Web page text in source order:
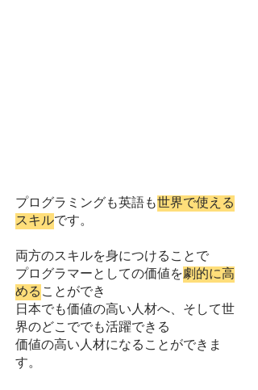
プログラミングも英語も世界で使える
スキルです。
両方のスキルを身につけることで
プログラマーとしての価値を劇的に高
める ことができ
日本でも価値の高い人材へ、そして世
界のどこででも活躍できる
価値の高い人材になることができま
す。